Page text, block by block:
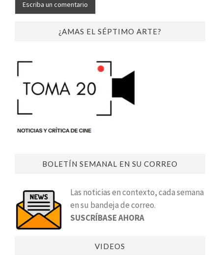
¿AMAS EL SÉPTIMO ARTE?
BOLETÍN SEMANAL EN SU CORREO
Las noticias en contexto, cada semana
en su bandeja de correo.
SUSCRÍBASE AHORA
VIDEOS